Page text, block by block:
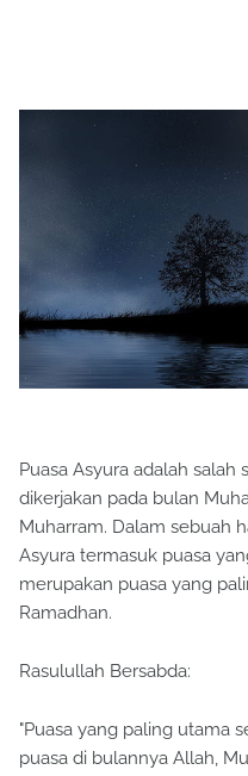
Puasa Asyura adalah salah
dikerjakan pada bulan
Muharram. Dalam sebuah
Asyura termasuk puasa
merupakan puasa yang
Ramadhan.
Rasulullah Bersabda:
"Puasa yang paling utama
puasa di bulannya Allah,